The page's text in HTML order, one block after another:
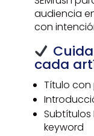
audiencia
con
cada
Título
Subtítulos
keyword